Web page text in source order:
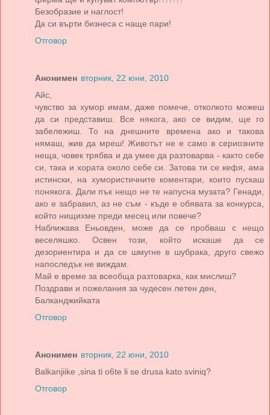
Безобразие и наглост!
Да си върти бизнеса с наще пари!
Отговор
Анонимен вторник, 22 юни, 2010
Айс,
чувство за хумор имам, даже помече, отколкото можеш
да си представиш. Все някога, ако се видим, ще го
забележиш. То на днешните времена ако и такова
нямаш, жив да мреш! Животът не е само в сериозните
неща, човек трябва и да умее да разтоварва - както себе
си, така и хората около себе си. Затова ти се кефя, ама
истински, на хумористичните коментари, които пускаш
понякога. Дали пък нещо не те напусна музата? Генади,
ако е забравил, аз не съм - къде е обявата за конкурса,
който нищихме преди месец или повече?
Наближава Еньовден, може да се пробваш с нещо
веселяшко. Освен този, който искаше да се
дезориентира и да се шмугне в шубрака, друго свежо
напоследък не виждам.
Май е време за всеобща разтоварка, как мислиш?
Поздрави и пожелания за чудесен летен ден,
Балканджийката
Отговор
Анонимен вторник, 22 юни, 2010
Balkanjiike ,sina ti o6te li se drusa kato sviniq?
Отговор